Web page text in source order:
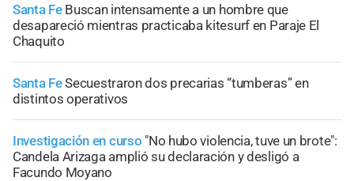
Santa Fe Buscan intensamente a un hombre que
desapareció mientras practicaba kitesurf en Paraje El
Chaquito
Santa FeSecuestraron dos precarias “tumberas” en
distintos operativos
Investigación en curso "No hubo violencia, tuve un brote":
Candela Arizaga amplió su declaración y desligó a
Facundo Moyano